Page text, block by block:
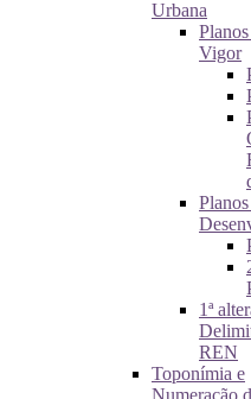
Urbana
Vigor
1ª
REN
Toponímia e
Numeração